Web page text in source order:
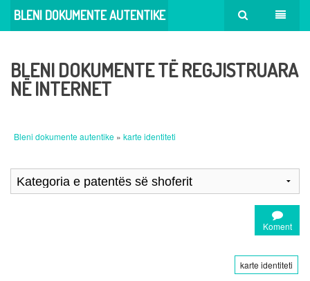
BLENI DOKUMENTE AUTENTIKE
BLENI DOKUMENTE TË REGJISTRUARA
NË INTERNET
Bleni dokumente autentike » karte identiteti
Koment
karte identiteti